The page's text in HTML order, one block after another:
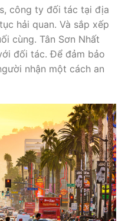
công ty đối tác tại địa
hải quan. Và sắp xếp
cùng. Tân Sơn Nhất
đối tác. Để đảm bảo
nhận một cách an